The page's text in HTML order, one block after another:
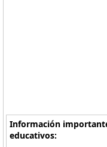
Información
educativos: